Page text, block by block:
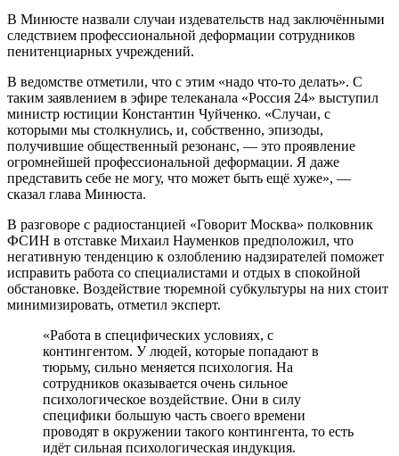
В Минюсте назвали случаи издевательств над заключёнными
следствием профессиональной деформации сотрудников
пенитенциарных учреждений.
В ведомстве отметили, что с этим «надо что-то делать». С
таким заявлением в эфире телеканала «Россия 24» выступил
министр юстиции Константин Чуйченко. «Случаи, с
которыми мы столкнулись, и, собственно, эпизоды,
получившие общественный резонанс, — это проявление
огромнейшей профессиональной деформации. Я даже
представить себе не могу, что может быть ещё хуже», —
сказал глава Минюста.
В разговоре с радиостанцией «Говорит Москва» полковник
ФСИН в отставке Михаил Науменков предположил, что
негативную тенденцию к озлоблению надзирателей поможет
исправить работа со специалистами и отдых в спокойной
обстановке. Воздействие тюремной субкультуры на них стоит
минимизировать, отметил эксперт.
«Работа в специфических условиях, с
контингентом. У людей, которые попадают в
тюрьму, сильно меняется психология. На
сотрудников оказывается очень сильное
психологическое воздействие. Они в силу
специфики большую часть своего времени
проводят в окружении такого контингента, то есть
идёт сильная психологическая индукция.